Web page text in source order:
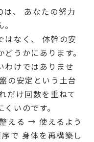
は、 あなたの努力
はなく、 体幹の安
うかにあります。
わけではありませ
の安定という土台
だけ回数を重ねて
いのです。
える → 使えるよう
で 身体を再構築し